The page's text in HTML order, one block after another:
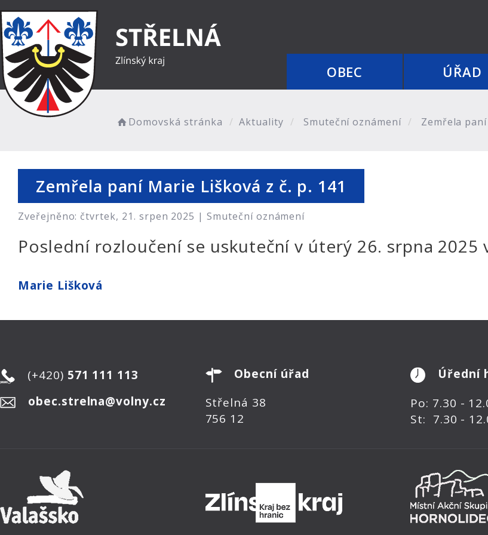
OBEC ÚŘAD
Domovská stránka Aktuality Smuteční oznámení Zemřela
Zemřela paní Marie Lišková z č. p. 141
Zveřejněno: čtvrtek, 21. srpen 2025 |Smuteční oznámení
Poslední rozloučení se uskuteční v úterý 26. srpna
Marie Lišková
(+420) 571 111 113
obec.strelna@volny.cz
Obecní úřad
Střelná 38
756 12
Úřední
Po: 7.30 -
St: 7.30 -